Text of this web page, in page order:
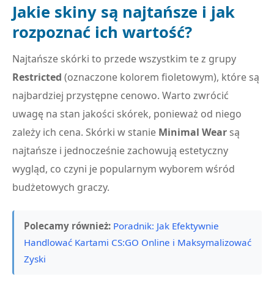
Jakie skiny są najtańsze i jak
rozpoznać ich wartość?
Najtańsze skórki to przede wszystkim te z grupy
Restricted (oznaczone kolorem fioletowym), które są
najbardziej przystępne cenowo. Warto zwrócić
uwagę na stan jakości skórek, ponieważ od niego
zależy ich cena. Skórki w stanie Minimal Wear są
najtańsze i jednocześnie zachowują estetyczny
wygląd, co czyni je popularnym wyborem wśród
budżetowych graczy.
Polecamy również: Poradnik: Jak Efektywnie
Handlować Kartami CS:GO Online i Maksymalizować
Zyski